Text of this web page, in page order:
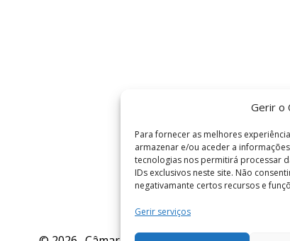
Gerir o
Para fornecer as melhores
armazenar e/ou aceder a
tecnologias nos permitirá processar
IDs exclusivos neste site. Não
negativamante certos recursos e
Gerir serviços